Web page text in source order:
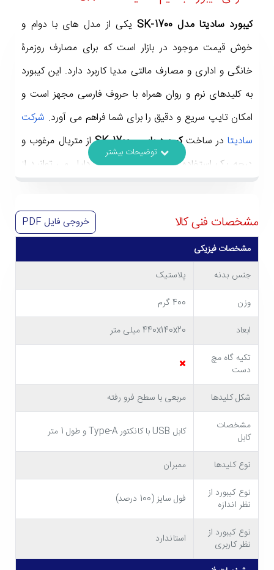
کیبورد سادیتا مدل SK-1700
یکی از مدل های با دوام و
خوش قیمت موجود در بازار است که برای مصارف روزمرۀ
خانگی و اداری و مصارف مالتی مدیا کاربرد دارد. این کیبورد
به کلیدهای نرم و روان همراه با حروف فارسی مجهز است و
امکان تایپ سریع و دقیق را برای شما فراهم می آورد. شرکت
سادیتادر ساختکیبورد باسیم SK-1700
از متریال مرغوب و
درجه یک استفاده کرده است و به همین دلیل می توانید از
مشخصات کیبورد سادیتا SK-1700
کیفیت ساخت ایده آل، مقاوم در برابر مایعات و
گرد و غبار
بدنۀکیبورد SADATA SK-1700
ساخته شده و دوام بالایی دارد. همچنین در ساخت کلیدهای
این کیبورد از پلاستیک ABS استفاده شده است. متریال
درجه یک باعث شده تا این کیبورد طول عمر بالایی داشته
باشد و برای چند سال به عملکرد بدون نقص خود ادامه دهد.
مشخصات فنی کالا خروجی فایل
مشخصات فیزیکی
جنس بدنه
پلاستیک
وزن
400 گرم
ابعاد
440x140x20 میلی متر
تکیه گاه مچ
دست
شکل کلیدها
مربعی با سطح فرو رفته
مشخصات
کابل
کابل USB با کانکتور Type-A و طول 1 متر
نوع کلیدها
ممبران
نوع کیبورد از
نظر اندازه
فول سایز (100 درصد)
نوع کیبورد از
نظر کاربری
استاندارد